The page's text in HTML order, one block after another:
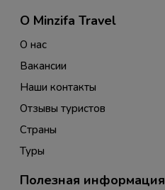
О Minzifa Travel
О нас
Вакансии
Наши контакты
Отзывы туристов
Страны
Туры
Полезная информация